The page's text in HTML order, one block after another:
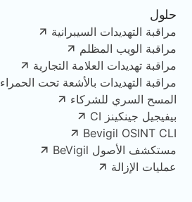
حلول
مراقبة التهديدات السيبرانية
مراقبة الويب المظلم
مراقبة تهديدات العلامة التجارية
مراقبة التهديدات بالأشعة تحت الحمراء
المسح السري للشركاء
بيفيجيل جينكينز CI
Bevigil OSINT CLI
مستكشف الأصول BeVigil
عمليات الإزالة